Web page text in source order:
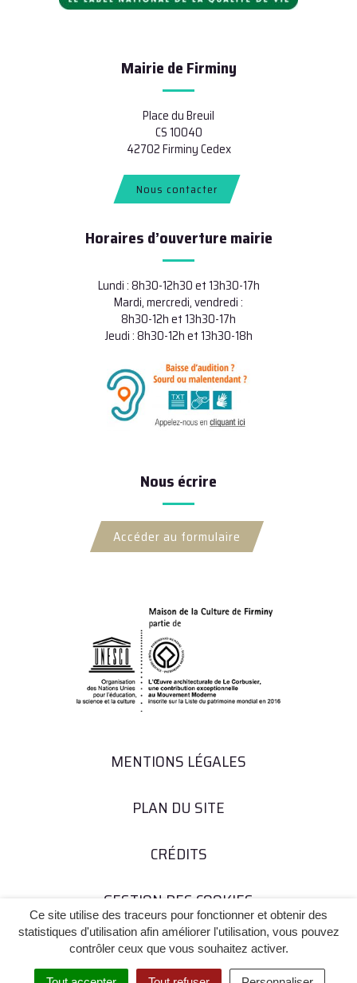
Ce site utilise des traceurs pour fonctionner et obtenir des
statistiques d'utilisation afin améliorer l'utilisation, vous pouvez
contrôler ceux que vous souhaitez activer.
Mairie de Firminy
Place du Breuil
CS 10040
42702 Firminy Cedex
Nous contacter
Horaires d’ouverture mairie
Lundi : 8h30-12h30 et 13h30-17h
Mardi, mercredi, vendredi :
8h30-12h et 13h30-17h
Jeudi : 8h30-12h et 13h30-18h
Nous écrire
Accéder au formulaire
MENTIONS LÉGALES
PLAN DU SITE
CRÉDITS
GESTION DES COOKIES